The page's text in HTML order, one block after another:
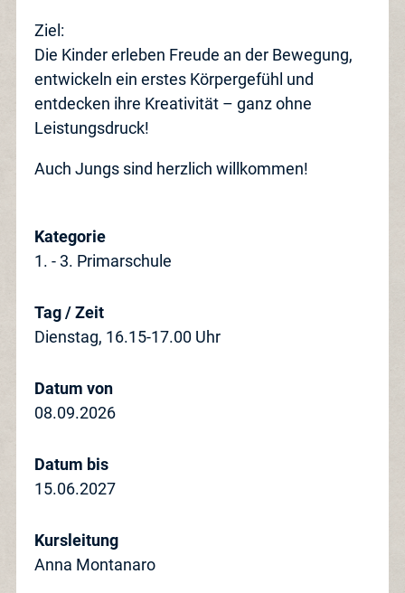
Barrierefrei
Ziel:
Die Kinder erleben Freude an der Bewegung,
entwickeln ein erstes Körpergefühl und
entdecken ihre Kreativität – ganz ohne
Leistungsdruck!
Auch Jungs sind herzlich willkommen!
Kategorie
1. - 3. Primarschule
Tag / Zeit
Dienstag, 16.15-17.00 Uhr
Datum von
08.09.2026
Datum bis
15.06.2027
Kursleitung
Anna Montanaro